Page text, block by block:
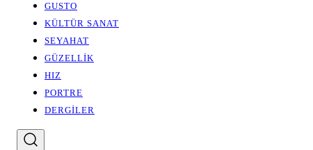
GUSTO
KÜLTÜR SANAT
SEYAHAT
GÜZELLİK
HIZ
PORTRE
DERGİLER